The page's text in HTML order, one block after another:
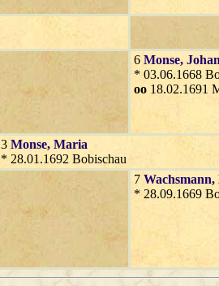
6 Monse,
* 03.06.1668
oo 18.02.1691
3 Monse, Maria
* 28.01.1692 Bobischau
7 Wachsmann,
* 28.09.1669